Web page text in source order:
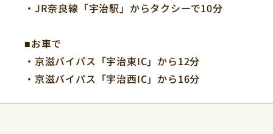
・JR奈良線「宇治駅」からタクシーで10分
■お車で
・京滋バイパス「宇治東IC」から12分
・京滋バイパス「宇治西IC」から16分